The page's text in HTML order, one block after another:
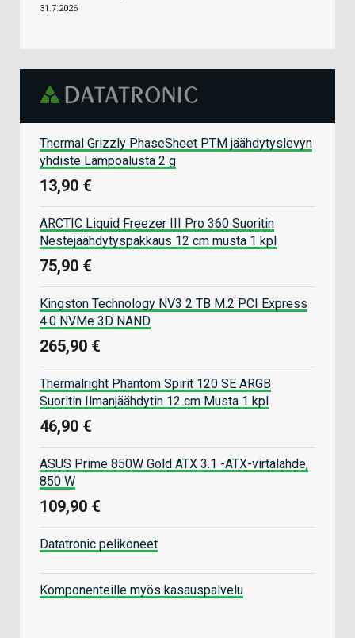
31.7.2026
Thermal Grizzly PhaseSheet PTM jäähdytyslevyn
yhdiste Lämpöalusta 2 g
13,90 €
ARCTIC Liquid Freezer III Pro 360 Suoritin
Nestejäähdytyspakkaus 12 cm musta 1 kpl
75,90 €
Kingston Technology NV3 2 TB M.2 PCI Express
4.0 NVMe 3D NAND
265,90 €
Thermalright Phantom Spirit 120 SE ARGB
Suoritin Ilmanjäähdytin 12 cm Musta 1 kpl
46,90 €
ASUS Prime 850W Gold ATX 3.1 -ATX-virtalähde,
850 W
109,90 €
Datatronic pelikoneet
Komponenteille myös kasauspalvelu